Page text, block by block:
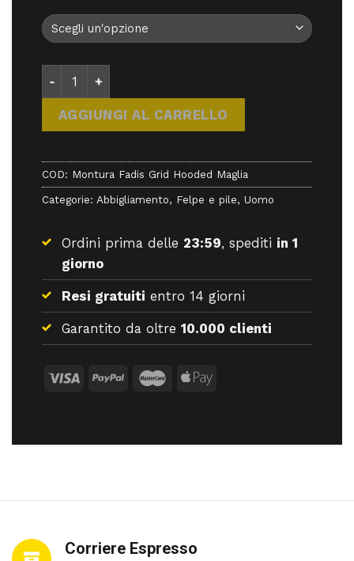
AGGIUNGI AL CARRELLO
COD: Montura Fadis Grid Hooded Maglia
Categorie: Abbigliamento, Felpe e pile, Uomo
Ordini prima delle 23:59, spediti in 1
giorno
Resi gratuiti entro 14 giorni
Garantito da oltre 10.000 clienti
Corriere Espresso